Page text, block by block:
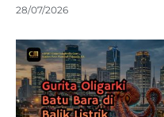
28/07/2026